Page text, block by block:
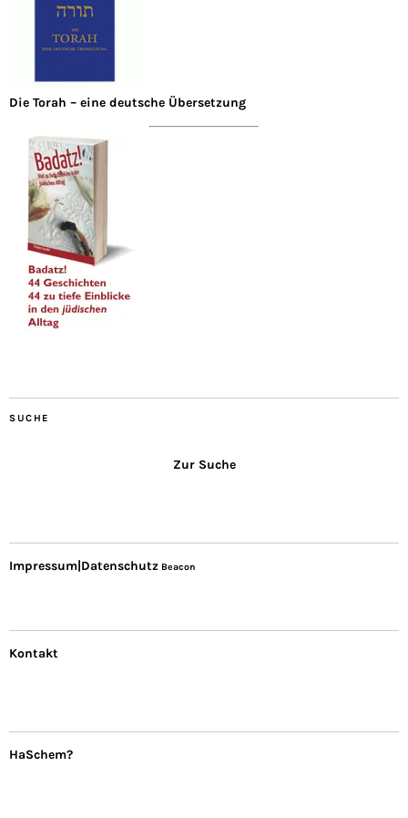
Die Torah – eine deutsche Übersetzung
SUCHE
Zur Suche
Impressum|Datenschutz Beacon
Kontakt
HaSchem?